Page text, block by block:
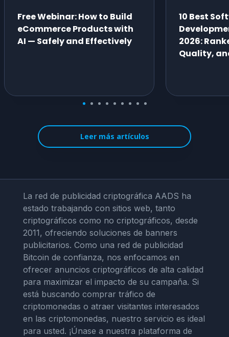
Free Webinar: How to Build
eCommerce Products with
AI — Safely and Effectively
10 Best
2026:
Quality,
Leer más artículos
La red de publicidad criptográfica AADS ha
estado trabajando con sitios web, tanto
criptográficos como no criptográficos, desde
2011, ofreciendo soluciones de banners
publicitarios. Como una red de publicidad
Bitcoin de confianza, nos enfocamos en
ofrecer anuncios criptográficos de alta calidad
para maximizar el impacto de su campaña. Si
está buscando comprar tráfico de
criptomonedas o atraer visitantes interesados
en las criptomonedas, nuestro servicio es ideal
para usted. ¡Únase a nuestra plataforma de